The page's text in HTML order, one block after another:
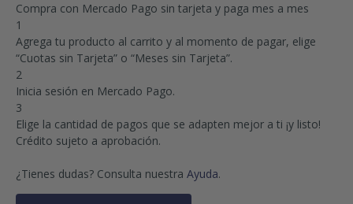
Compra con Mercado Pago sin tarjeta y paga mes a mes
1
Agrega tu producto al carrito y al momento de pagar, elige
“Cuotas sin Tarjeta” o “Meses sin Tarjeta”.
2
Inicia sesión en Mercado Pago.
3
Elige la cantidad de pagos que se adapten mejor a ti ¡y listo!
Crédito sujeto a aprobación.
¿Tienes dudas? Consulta nuestra Ayuda.